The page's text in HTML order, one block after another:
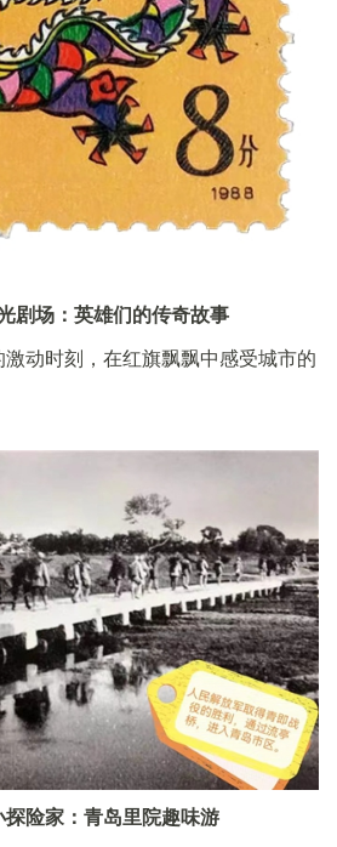
讲解服务
志愿报名
微信
微青博
剧场：英雄们的传奇故事
动时刻，在红旗飘飘中感受城市的
险家：青岛里院趣味游